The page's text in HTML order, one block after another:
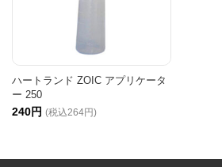
ハートランド ZOIC アプリケータ
ー 250
240円 (税込264円)